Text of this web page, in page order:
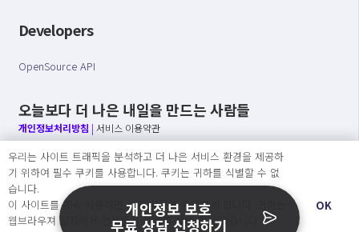
Developers
OpenSource API
오늘보다 더 나은 내일을 만드는 사람들
개인정보처리방침 | 서비스 이용약관
○ 개인정보보호 컴플라이언스를 선도하겠습니다.
○ 정보주체의 권리를 보장하겠습니다.
○ 기업의 개인정보보호를 위한 효율적 관리를 보장하겠습니다.
우리는 사이트 트래픽을 분석하고 더 나은 서비스 환경을 제공하
기 위하여 필수 쿠키를 사용합니다. 쿠키는 귀하를 식별할 수 없
습니다.
이 사이트를 계속 사용하면 쿠키 사용에 동의하게 됩니다. 귀하는
웹브라우져 설정에서 언제든지 쿠키를 삭제 할 수있습니다.
OK
개인정보 보호
무료 상담 신청하기